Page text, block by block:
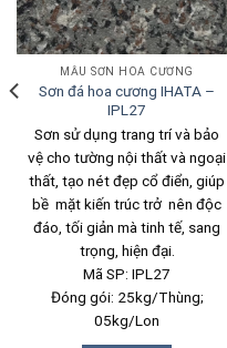
MẪU SƠN HOA CƯƠNG
Sơn đá hoa cương IHATA –
IPL27
Sơn sử dụng trang trí và bảo
vệ cho tường nội thất và ngoại
thất, tạo nét đẹp cổ điển, giúp
bề mặt kiến trúc trở nên độc
đáo, tối giản mà tinh tế, sang
trọng, hiện đại.
Mã SP: IPL27
Đóng gói: 25kg/Thùng;
05kg/Lon